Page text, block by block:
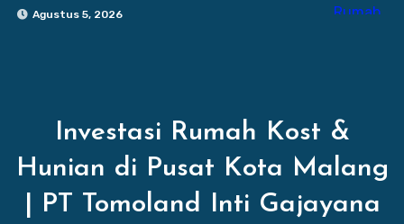
Agustus 5, 2026
Investasi Rumah Kost &
Hunian di Pusat Kota Malang
| PT Tomoland Inti Gajayana